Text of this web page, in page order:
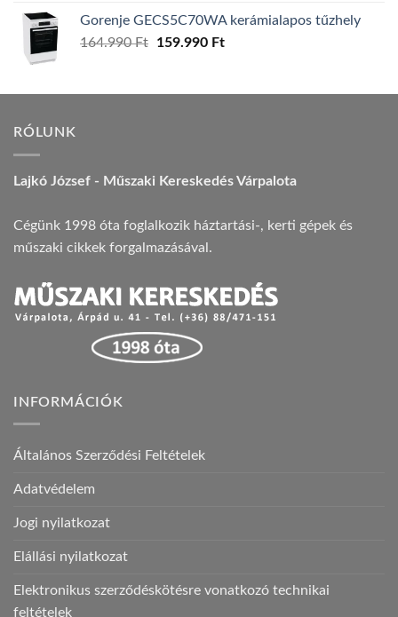
Gorenje GECS5C70WA kerámialapos tűzhely
164.990Ft
Original
164.990 Ft.
159.990 FtCurrent
159.990 Ft.
RÓLUNK
Lajkó József - Műszaki Kereskedés Várpalota
Cégünk 1998 óta foglalkozik háztartási-, kerti gépek és
műszaki cikkek forgalmazásával.
INFORMÁCIÓK
Általános Szerződési Feltételek
Adatvédelem
Jogi nyilatkozat
Elállási nyilatkozat
Elektronikus szerződéskötésre vonatkozó technikai
feltételek